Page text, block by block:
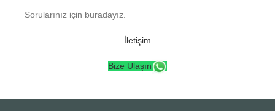
Sorularınız için buradayız.
İletişim
Bize Ulaşın